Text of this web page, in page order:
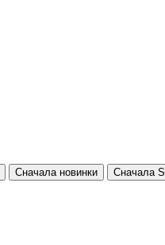
Сначала новинки Сначала